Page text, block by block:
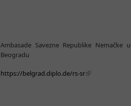
Ambasade Savezne Republike Nemačke u
Beogradu
https://belgrad.diplo.de/rs-sr